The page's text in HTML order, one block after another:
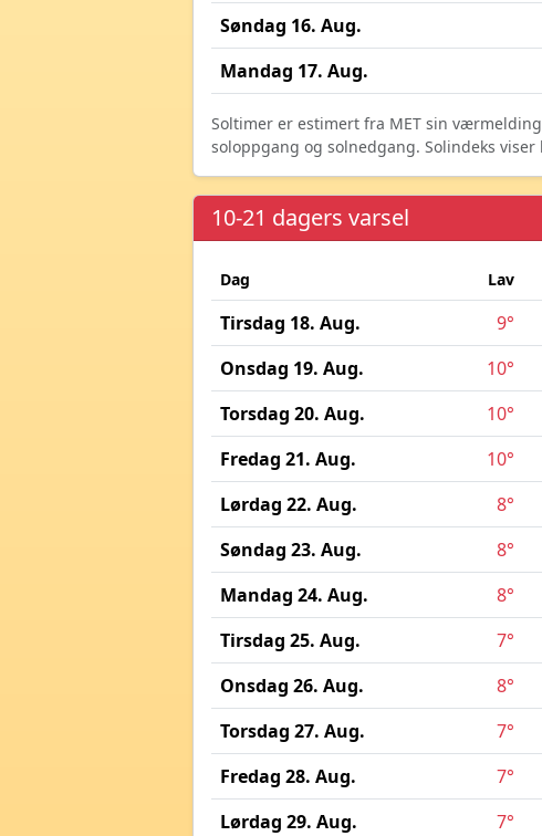
Søndag 16. Aug.
Mandag 17. Aug.
Soltimer er estimert fra MET sin
soloppgang og solnedgang. Solindeks
10-21 dagers varsel
Dag Lav
Tirsdag 18. Aug. 9°
Onsdag 19. Aug.
10°
Torsdag 20. Aug.
10°
Fredag 21. Aug.
10°
Lørdag 22. Aug.
8°
Søndag 23. Aug.
8°
Mandag 24. Aug.
8°
Tirsdag 25. Aug.
7°
Onsdag 26. Aug.
8°
Torsdag 27. Aug.
7°
Fredag 28. Aug.
7°
Lørdag 29. Aug.
7°